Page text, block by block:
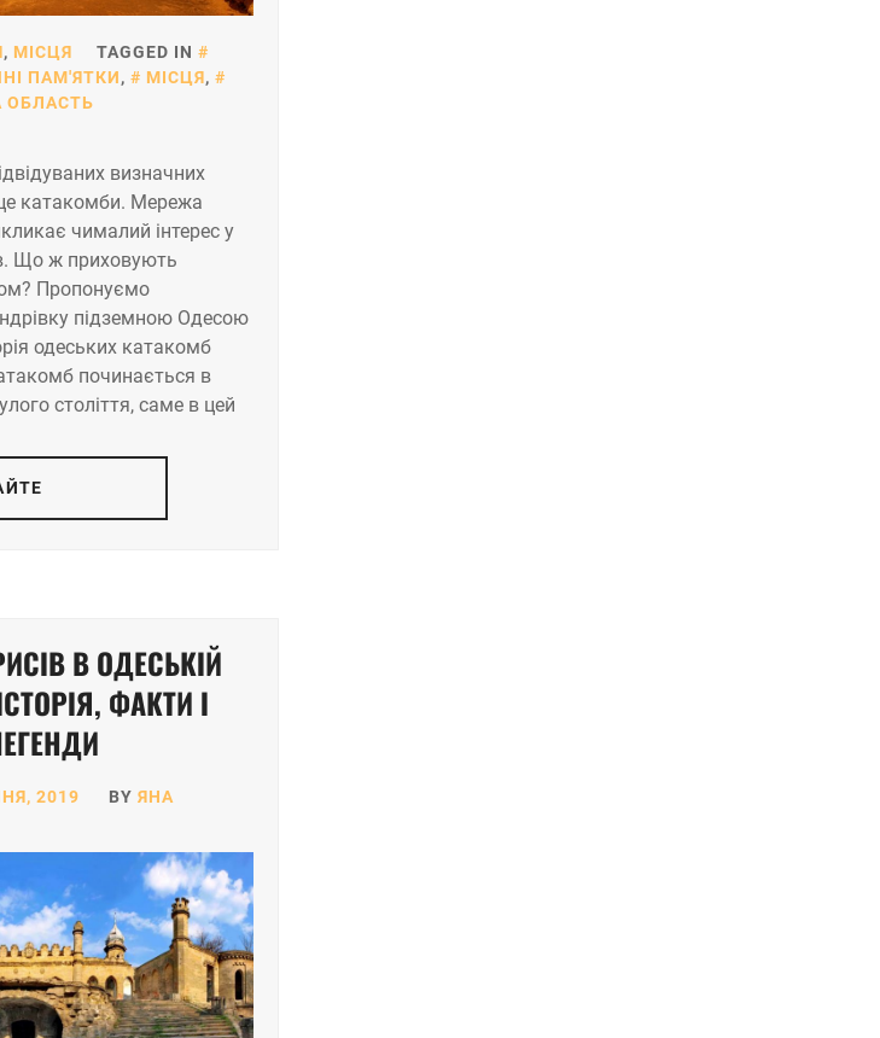
, МІСЦЯ
TAGGED IN
ПАМ'ЯТКИ, МІСЦЯ,
ОБЛАСТЬ
визначних
катакомби. Мережа
чималий інтерес у
Що ж приховують
Пропонуємо
підземною Одесою
одеських катакомб
починається в
століття, саме в цей
В ОДЕСЬКІЙ
ФАКТИ І
2019 BY ЯНА